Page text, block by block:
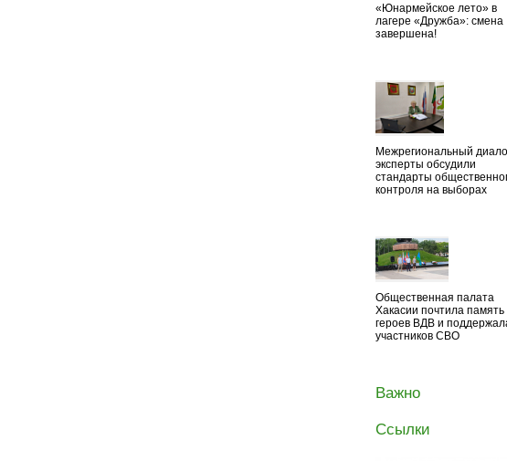
«Юнармейское лето» в
лагере «Дружба»: смена
завершена!
Межрегиональный
эксперты обсудили
стандарты
контроля на выборах
Общественная палата
Хакасии почтила память
героев ВДВ и
участников СВО
Важно
Ссылки